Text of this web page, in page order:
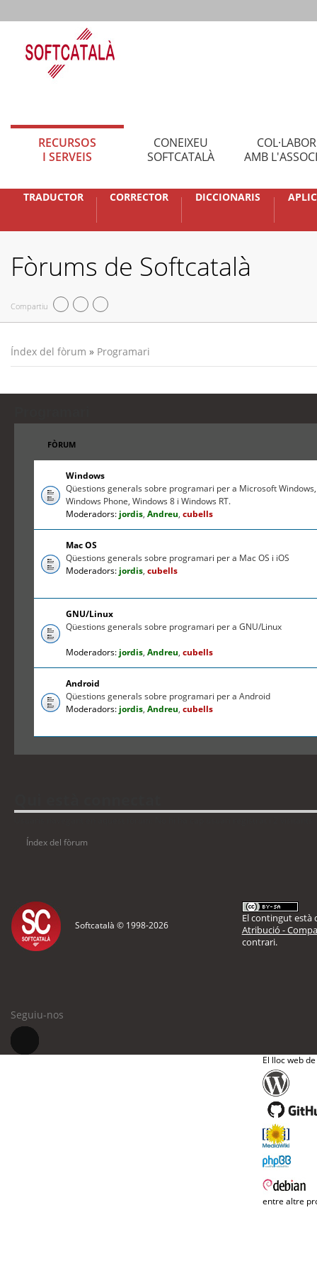
RECURSOS
I SERVEIS
CONEIXEU
SOFTCATALÀ
AMB
TRADUCTOR CORRECTOR DICCIONARIS
Fòrums de Softcatalà
Compartiu
Índex del fòrum » Programari
FÒRUM
Windows
Qüestions generals sobre programari per a Microsoft Windows,
Windows Phone, Windows 8 i Windows RT.
Moderadors: jordis,Andreu,cubells
Mac OS
Qüestions generals sobre programari per a Mac OS i iOS
Moderadors: jordis,cubells
GNU/Linux
Qüestions generals sobre programari per a GNU/Linux
Moderadors: jordis,Andreu,cubells
Android
Qüestions generals sobre programari per a Android
Moderadors: jordis,Andreu,cubells
Índex del fòrum
Softcatalà © 1998-2026
El contingut està
Atribució -
contrari.
Seguiu-nos
El lloc web
entre altre